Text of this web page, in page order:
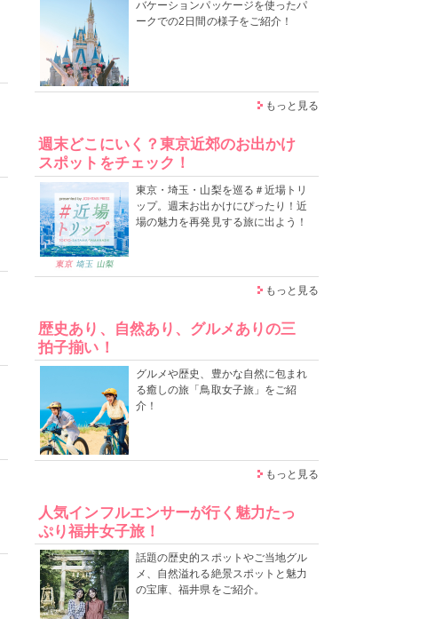
バケーションパッケージを使ったパ
ークでの2日間の様子をご紹介！
もっと見る
週末どこにいく？東京近郊のお出かけ
スポットをチェック！
東京・埼玉・山梨を巡る＃近場トリ
ップ。週末お出かけにぴったり！近
場の魅力を再発見する旅に出よう！
もっと見る
歴史あり、自然あり、グルメありの三
拍子揃い！
グルメや歴史、豊かな自然に包まれ
る癒しの旅「鳥取女子旅」をご紹
介！
もっと見る
人気インフルエンサーが行く魅力たっ
ぷり福井女子旅！
話題の歴史的スポットやご当地グル
メ、自然溢れる絶景スポットと魅力
の宝庫、福井県をご紹介。